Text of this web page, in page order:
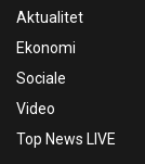
Aktualitet
Ekonomi
Sociale
Video
Top News LIVE